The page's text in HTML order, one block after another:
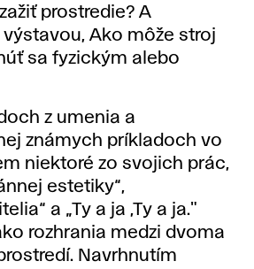
prostredie? A
Ako môže stroj
sa fyzickým alebo
z umenia a
známych príkladoch vo
niektoré zo svojich prác,
estetiky“,
a „Ty a ja ,Ty a ja."
rozhrania medzi dvoma
Navrhnutím